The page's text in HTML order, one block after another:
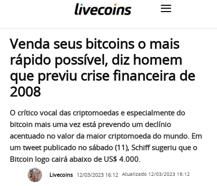
Venda seus bitcoins o mais
rápido possível, diz homem
que previu crise financeira de
2008
O crítico vocal das criptomoedas e especialmente do
bitcoin mais uma vez está prevendo um declínio
acentuado no valor da maior criptomoeda do mundo. Em
um tweet publicado no sábado (11), Schiff sugeriu que o
Bitcoin logo cairá abaixo de US$ 4.000.
Livecoins 12/03/2023 16:12 Atualizado 12/03/2023 16:12